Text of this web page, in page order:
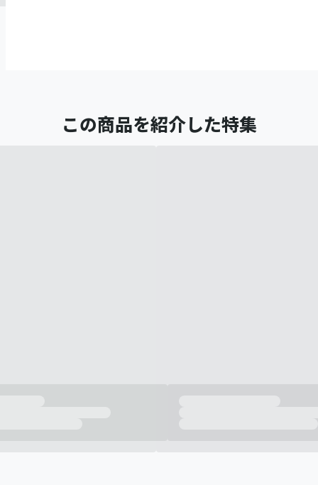
この商品を紹介した特集